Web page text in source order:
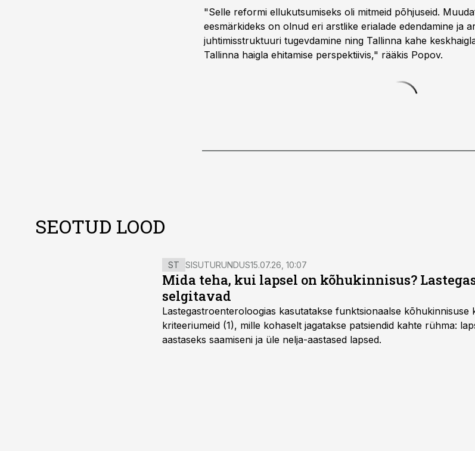
"Selle reformi ellukutsumiseks oli mitmeid põhjuseid.
eesmärkideks on olnud eri arstlike erialade edendamine ja
juhtimisstruktuuri tugevdamine ning Tallinna kahe
Tallinna haigla ehitamise perspektiivis," rääkis Popov.
SEOTUD LOOD
ST SISUTURUNDUS15.07.26, 10:07
Mida teha, kui lapsel on kõhukinnisus?
selgitavad
Lastegastroenteroloogias kasutatakse funktsionaalse kõhukinnisuse
kriteeriumeid (1), mille kohaselt jagatakse patsiendid kahte rühma:
aastaseks saamiseni ja üle nelja-aastased lapsed.